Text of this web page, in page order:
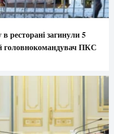
ресторані загинули 5
головнокомандувач ПКС